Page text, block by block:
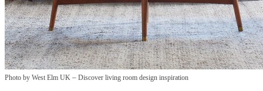
Photo by West Elm UK – Discover living room design inspiration